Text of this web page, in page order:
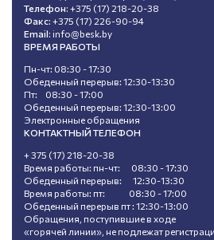
Телефон: +375 (17) 218-20-38
Факс: +375 (17) 226-90-94
Email: info@besk.by
ВРЕМЯ РАБОТЫ
Пн-чт: 08:30 - 17:30
Обеденный перерыв: 12:30-13:30
Пт: 08:30 - 17:00
Обеденный перерыв: 12:30-13:00
Электронные обращения
КОНТАКТНЫЙ ТЕЛЕФОН
+ 375 (17) 218-20-38
Время работы: пн-чт: 08:30 - 17:30
Обеденный перерыв: 12:30-13:30
Время работы: пт: 08:30 - 17:00
Обеденный перерыв пт : 12:30-13:00
Обращения, поступившие в ходе
«горячей линии», не подлежат